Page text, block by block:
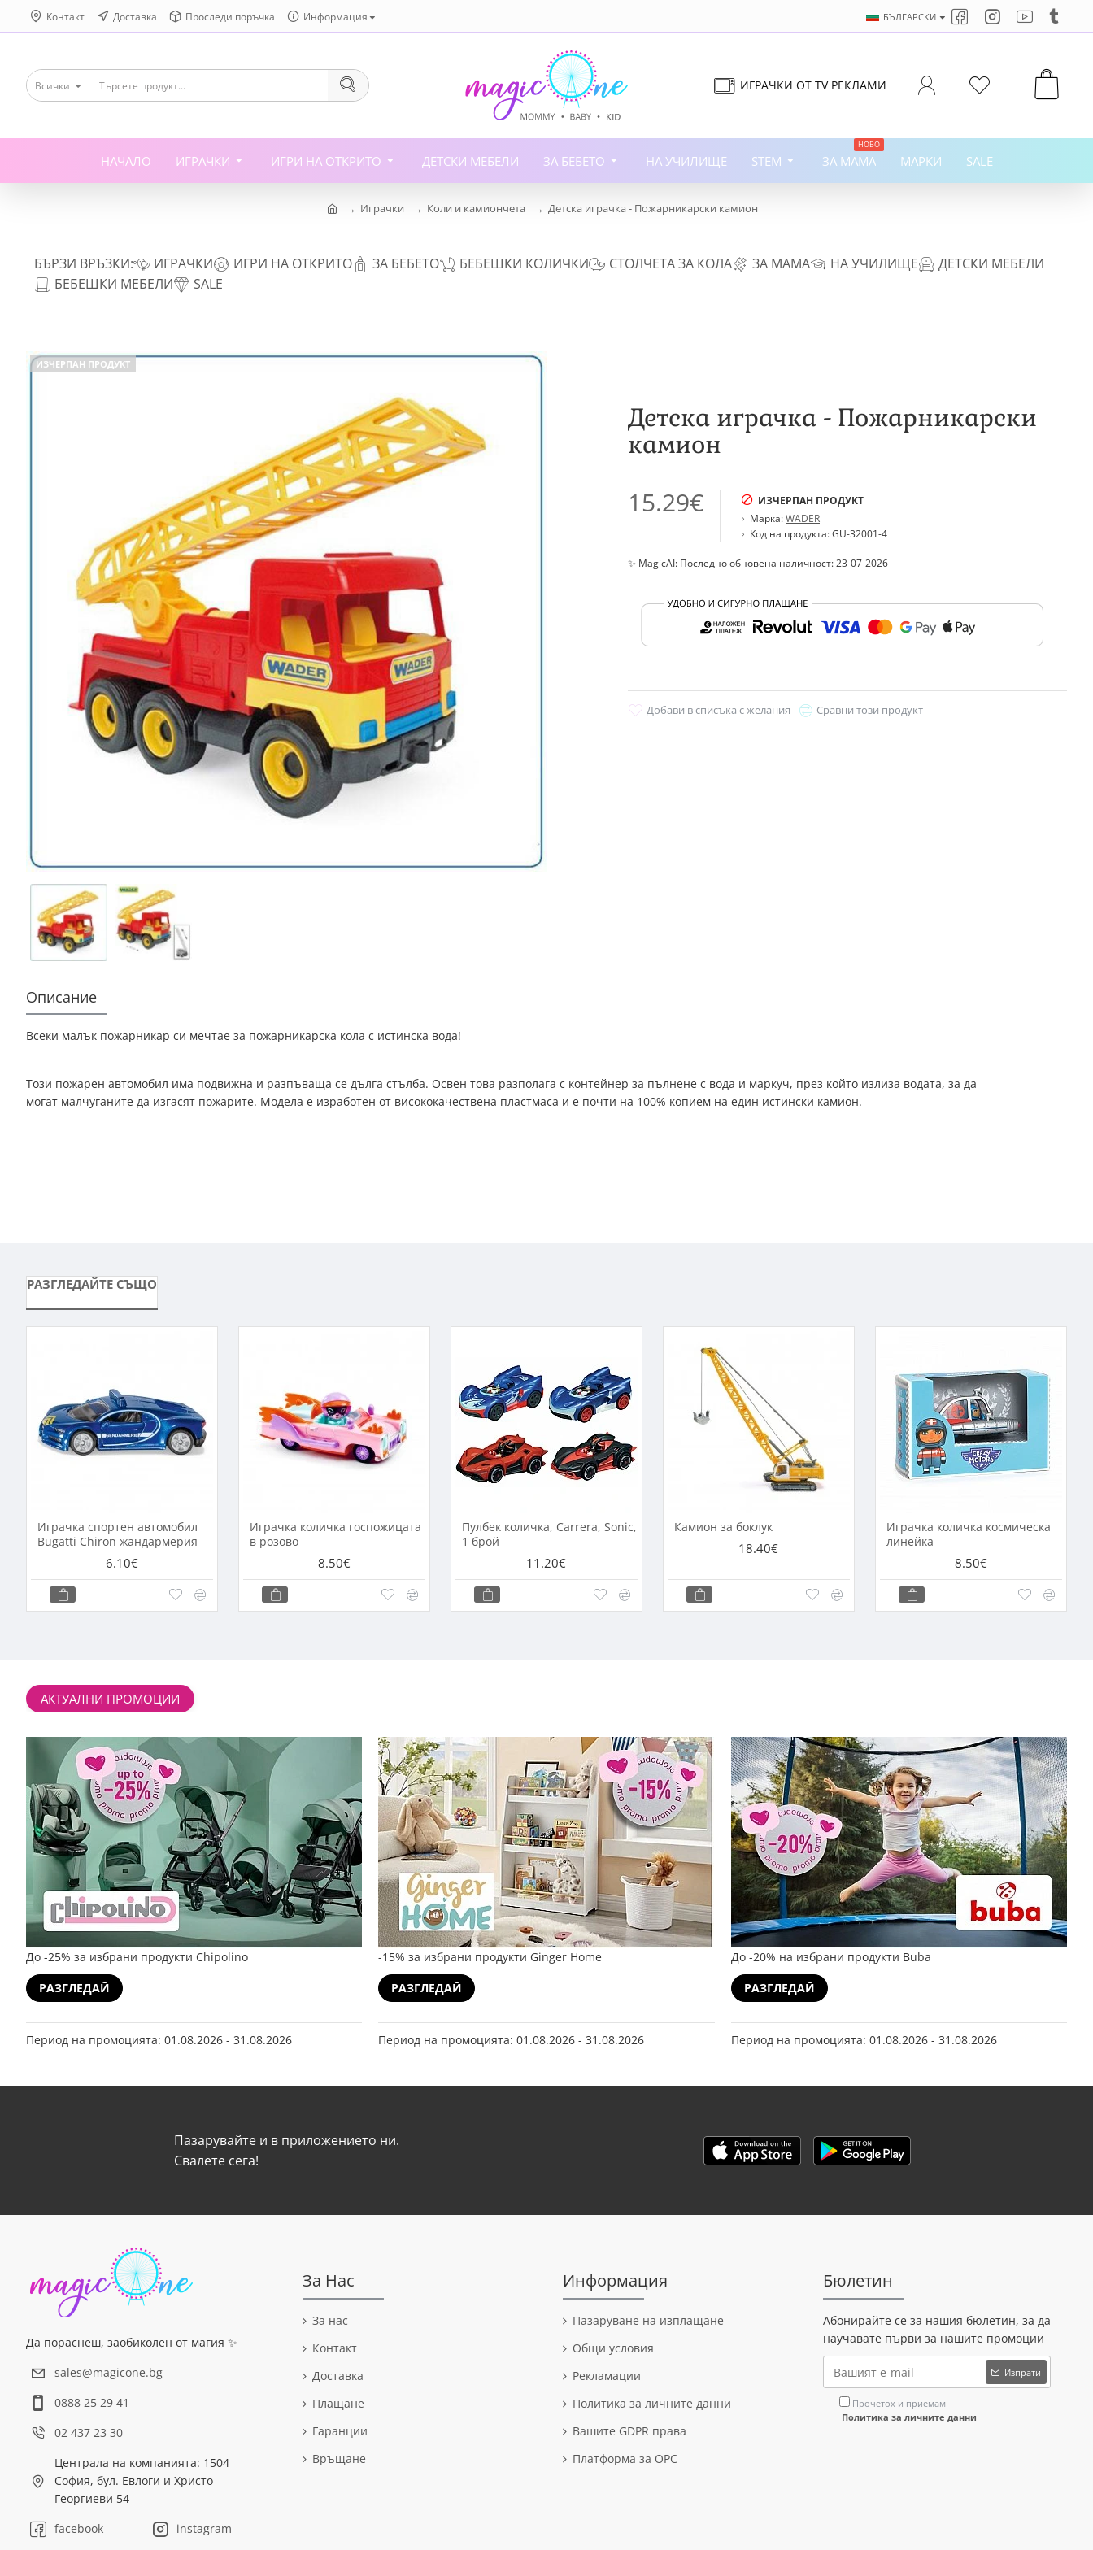
Контакт Доставка Проследи поръчка Информация БЪЛГАРСКИ
Всички ИГРАЧКИ ОТ TV РЕКЛАМИ
НАЧАЛО ИГРАЧКИ ИГРИ НА ОТКРИТО ДЕТСКИ МЕБЕЛИ ЗА БЕБЕТО НА УЧИЛИЩЕ STEM ЗА МАМА
НОВО
МАРКИ SALE
Играчки Коли и камиончета Детска играчка - Пожарникарски камион
БЪРЗИ ВРЪЗКИ: ИГРАЧКИ ИГРИ НА ОТКРИТО ЗА БЕБЕТО БЕБЕШКИ КОЛИЧКИ СТОЛЧЕТА ЗА КОЛА ЗА МАМА НА УЧИЛИЩЕ
ДЕТСКИ МЕБЕЛИ
БЕБЕШКИ МЕБЕЛИ
SALE
ИЗЧЕРПАН ПРОДУКТ
Детска играчка - Пожарникарски
камион
15.29€
ИЗЧЕРПАН ПРОДУКТ
Марка:WADER
Код на продукта:GU-32001-4
✨ MagicAI: Последно обновена наличност: 23-07-2026
Добави в списъка с желания Сравни този продукт
Описание
Всеки малък пожарникар си мечтае за пожарникарска кола с истинска вода!
Този пожарен автомобил има подвижна и разпъваща се дълга стълба. Освен това разполага с контейнер за пълнене с вода и маркуч, през който излиза водата, за да
могат малчуганите да изгасят пожарите. Модела е изработен от висококачествена пластмаса и е почти на 100% копием на един истински камион.
РАЗГЛЕДАЙТЕ СЪЩО
Играчка спортен автомобил
Bugatti Chiron жандармерия
6.10€
Играчка количка госпожицата
в розово
8.50€
Пулбек количка, Carrera, Sonic,
1 брой
11.20€
Камион за боклук
18.40€
Играчка количка космическа
линейка
8.50€
АКТУАЛНИ ПРОМОЦИИ
До -25% за избрани продукти Chipolino
РАЗГЛЕДАЙ
Период на промоцията: 01.08.2026 - 31.08.2026
-15% за избрани продукти Ginger Home
РАЗГЛЕДАЙ
Период на промоцията: 01.08.2026 - 31.08.2026
До -20% на избрани продукти Buba
РАЗГЛЕДАЙ
Период на промоцията: 01.08.2026 - 31.08.2026
Пазарувайте и в приложението ни.
Свалeте сега!
Да пораснеш, заобиколен от магия ✨
sales@magicone.bg
0888 25 29 41
02 437 23 30
Централа на компанията: 1504
София, бул. Евлоги и Христо
Георгиеви 54
facebook
instagram
За Нас
За нас
Контакт
Доставка
Плащане
Гаранции
Връщане
Информация
Пазаруване на изплащане
Общи условия
Рекламации
Политика за личните данни
Вашите GDPR права
Платформа за OPC
Бюлетин
Абонирайте се за нашия бюлетин, за да
научавате първи за нашите промоции
Изпрати
Прочетох и приемам
Политика за личните данни